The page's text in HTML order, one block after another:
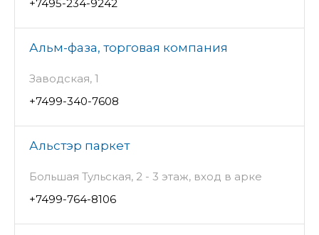
+7495-234-9242
Альм-фаза, торговая компания
Заводская, 1
+7499-340-7608
Альстэр паркет
Большая Тульская, 2 - 3 этаж, вход в арке
+7499-764-8106